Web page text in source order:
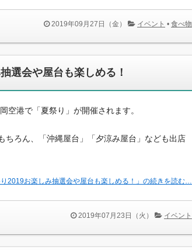
2019年09月27日（金） イベント • 食べ物
選会や屋台も楽しめる！
空港で「夏祭り」が開催されます。
ちろん、「沖縄屋台」「夕涼み屋台」なども出店
り2019お楽しみ抽選会や屋台も楽しめる！」の続きを読む…
2019年07月23日（火） イベント